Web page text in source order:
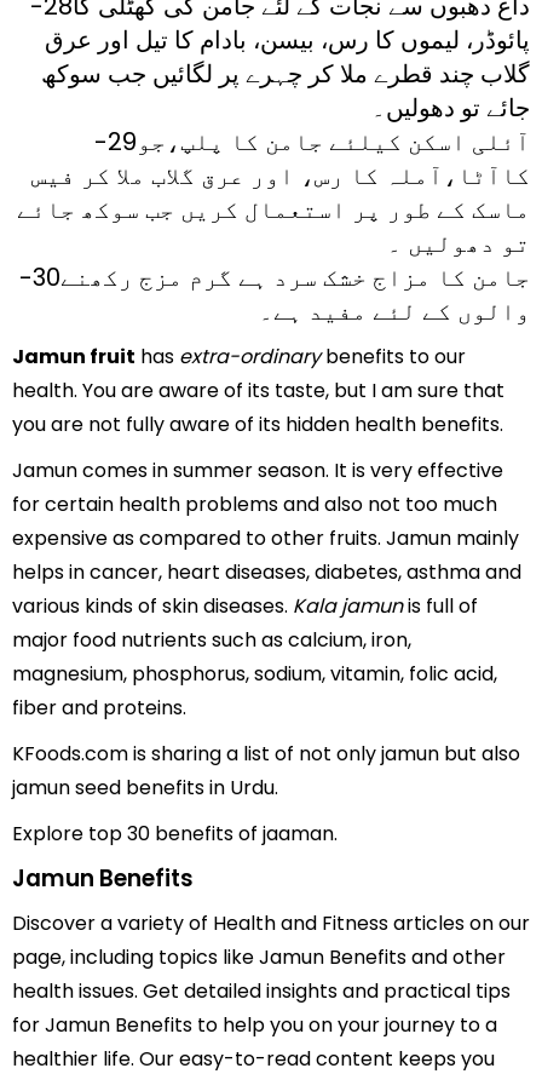
پائوڈر، لیموں کا رس، بیسن، بادام کا تیل اور عرق
گلاب چند قطرے ملا کر چہرے پر لگائیں جب سوکھ
جائے تو دھولیں۔
-29آئلی اسکن کیلئے جامن کا پلپ،جو
کاآٹا،آملہ کا رس، اور عرق گلاب ملا کر فیس
ماسک کے طور پر استعمال کریں جب سوکھ جائے
تو دھولیں ۔
-30جامن کا مزاج خشک سرد ہے گرم مزج رکھنے
والوں کے لئے مفید ہے۔
Jamun fruit has extra-ordinarybenefits to our
health. You are aware of its taste, but I am sure that
you are not fully aware of its hidden health benefits.
Jamun comes in summer season. It is very effective
for certain health problems and also not too much
expensive as compared to other fruits. Jamun mainly
helps in cancer, heart diseases, diabetes, asthma and
various kinds of skin diseases. Kala jamunis full of
major food nutrients such as calcium, iron,
magnesium, phosphorus, sodium, vitamin, folic acid,
fiber and proteins.
KFoods.com is sharing a list of not only jamun but also
jamun seed benefits in Urdu.
Explore top 30 benefits of jaaman.
Jamun Benefits
Discover a variety of Health and Fitness articles on our
page, including topics like Jamun Benefits and other
health issues. Get detailed insights and practical tips
for Jamun Benefits to help you on your journey to a
healthier life. Our easy-to-read content keeps you